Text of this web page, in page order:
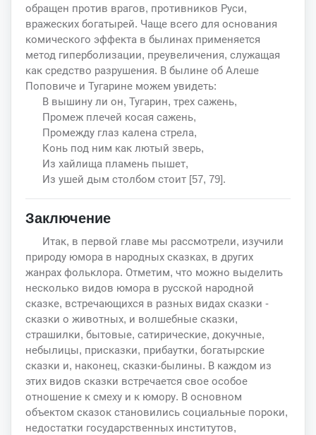
обращен против врагов, противников Руси,
вражеских богатырей. Чаще всего для основания
комического эффекта в былинах применяется
метод гиперболизации, преувеличения, служащая
как средство разрушения. В былине об Алеше
Поповиче и Тугарине можем увидеть:
В вышину ли он, Тугарин, трех сажень,
Промеж плечей косая сажень,
Промежду глаз калена стрела,
Конь под ним как лютый зверь,
Из хайлища пламень пышет,
Из ушей дым столбом стоит [57, 79].
Заключение
Итак, в первой главе мы рассмотрели, изучили
природу юмора в народных сказках, в других
жанрах фольклора. Отметим, что можно выделить
несколько видов юмора в русской народной
сказке, встречающихся в разных видах сказки -
сказки о животных, и волшебные сказки,
страшилки, бытовые, сатирические, докучные,
небылицы, присказки, прибаутки, богатырские
сказки и, наконец, сказки-былины. В каждом из
этих видов сказки встречается свое особое
отношение к смеху и к юмору. В основном
объектом сказок становились социальные пороки,
недостатки государственных институтов,